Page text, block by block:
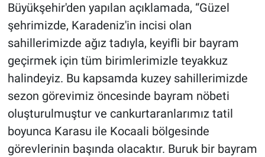
Büyükşehir'den yapılan açıklamada, “Güzel
şehrimizde, Karadeniz'in incisi olan
sahillerimizde ağız tadıyla, keyifli bir bayram
geçirmek için tüm birimlerimizle teyakkuz
halindeyiz. Bu kapsamda kuzey sahillerimizde
sezon görevimiz öncesinde bayram nöbeti
oluşturulmuştur ve cankurtaranlarımız tatil
boyunca Karasu ile Kocaali bölgesinde
görevlerinin başında olacaktır. Buruk bir bayram